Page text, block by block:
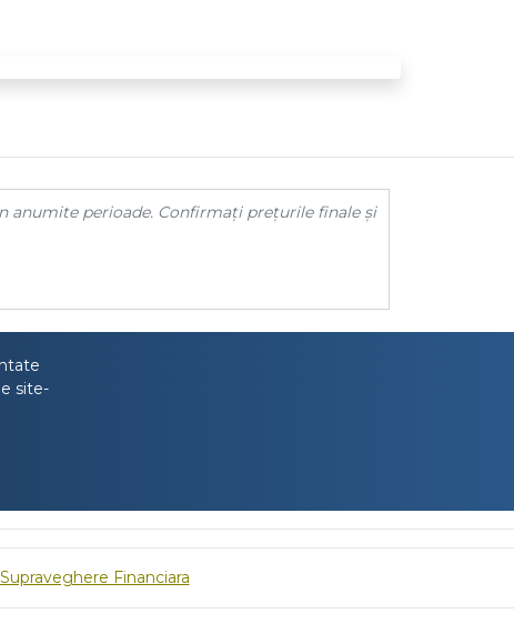
anumite perioade. Confirmați prețurile finale și
site-
Financiara